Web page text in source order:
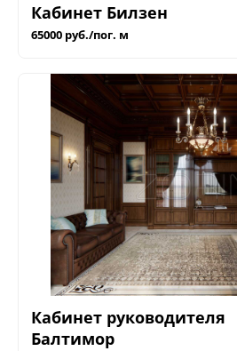
Кабинет Билзен
65000 руб./пог. м
Кабинет руководителя
Балтимор